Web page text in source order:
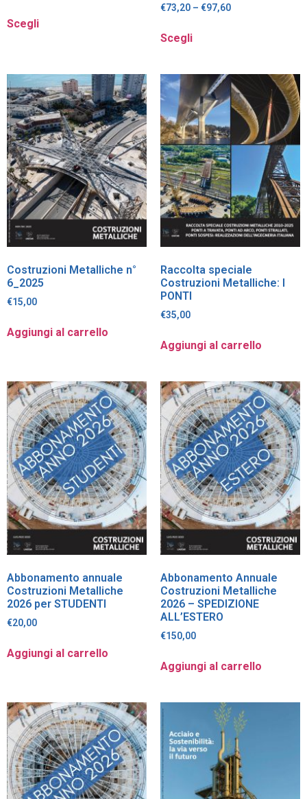
Scegli
€73,20 – €97,60
Scegli
Costruzioni Metalliche n°
6_2025
€15,00
Aggiungi al carrello
Raccolta speciale
Costruzioni Metalliche: I
PONTI
€35,00
Aggiungi al carrello
Abbonamento annuale
Costruzioni Metalliche
2026 per STUDENTI
€20,00
Aggiungi al carrello
Abbonamento Annuale
Costruzioni Metalliche
2026 – SPEDIZIONE
ALL’ESTERO
€150,00
Aggiungi al carrello